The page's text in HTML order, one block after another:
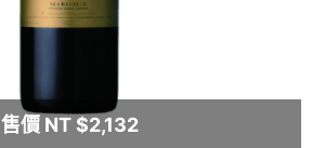
售價 NT $2,132